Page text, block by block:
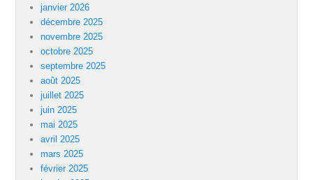
janvier 2026
décembre 2025
novembre 2025
octobre 2025
septembre 2025
août 2025
juillet 2025
juin 2025
mai 2025
avril 2025
mars 2025
février 2025